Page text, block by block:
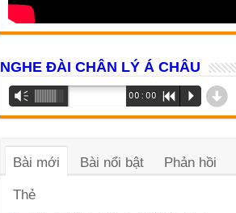
NGHE ĐÀI CHÂN LÝ Á CHÂU
Trình
phát
âm
Vm 00:00 R P d
Bài mới Bài nổi bật Phản hồi
Thẻ